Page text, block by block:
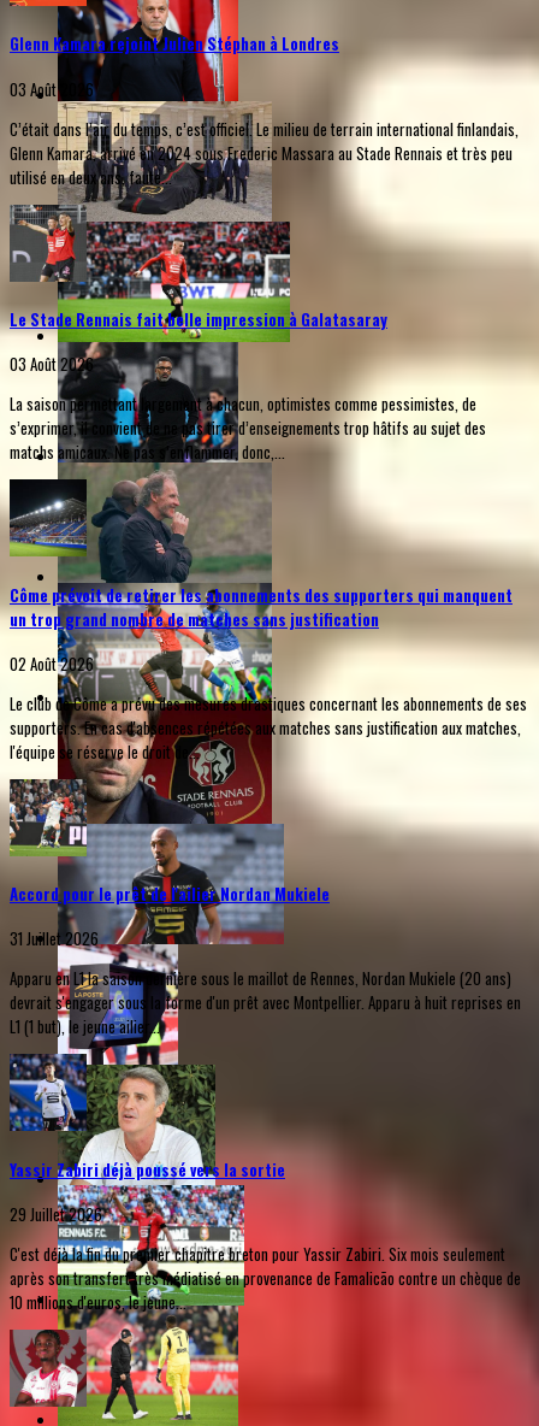
Glenn Kamara rejoint Julien Stéphan à Londres
03 Août 2026
C’était dans l’air du temps, c’est officiel. Le milieu de terrain international finlandais,
Glenn Kamara, arrivé en 2024 sous Frederic Massara au Stade Rennais et très peu
utilisé en deux ans, faute...
Le Stade Rennais fait belle impression à Galatasaray
03 Août 2026
La saison permettant largement à chacun, optimistes comme pessimistes, de
s’exprimer, il convient de ne pas tirer d’enseignements trop hâtifs au sujet des
matchs amicaux. Ne pas s’enflammer, donc,...
Côme prévoit de retirer les abonnements des supporters qui manquent
un trop grand nombre de matches sans justification
02 Août 2026
Le club de Côme a prévu des mesures drastiques concernant les abonnements de ses
supporters. En cas d'absences répétées aux matches sans justification aux matches,
l'équipe se réserve le droit de...
Accord pour le prêt de l'ailier Nordan Mukiele
31 Juillet 2026
Apparu en L1 la saison dernière sous le maillot de Rennes, Nordan Mukiele (20 ans)
devrait s'engager sous la forme d'un prêt avec Montpellier. Apparu à huit reprises en
L1 (1 but), le jeune ailier...
Yassir Zabiri déjà poussé vers la sortie
29 Juillet 2026
C'est déjà la fin du premier chapitre breton pour Yassir Zabiri. Six mois seulement
après son transfert très médiatisé en provenance de Famalicão contre un chèque de
10 millions d'euros, le jeune...